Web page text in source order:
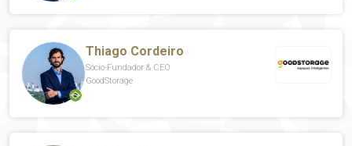
Thiago Cordeiro
Sócio-Fundador & CEO
GoodStorage